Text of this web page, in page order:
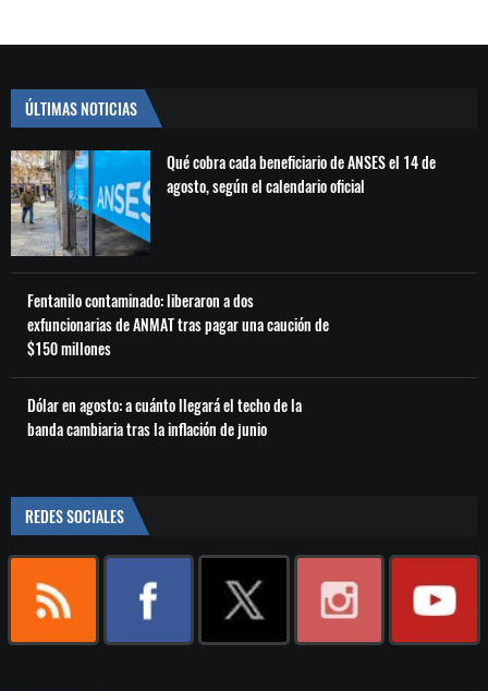
ÚLTIMAS NOTICIAS
Qué cobra cada beneficiario de ANSES el 14 de
agosto, según el calendario oficial
Fentanilo contaminado: liberaron a dos
exfuncionarias de ANMAT tras pagar una caución de
$150 millones
Dólar en agosto: a cuánto llegará el techo de la
banda cambiaria tras la inflación de junio
REDES SOCIALES